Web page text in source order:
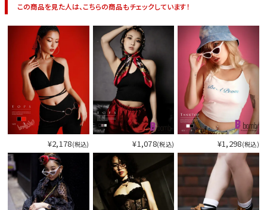
この商品を見た人は、こちらの商品もチェックしています！
¥2,178(税込) ¥1,078(税込) ¥1,298(税込)